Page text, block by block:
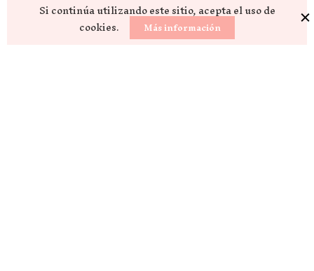
Si continúa utilizando este sitio, acepta el uso de
cookies. Más información